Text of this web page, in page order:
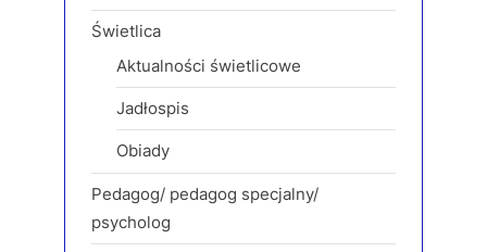
Świetlica
Aktualności świetlicowe
Jadłospis
Obiady
Pedagog/ pedagog specjalny/
psycholog